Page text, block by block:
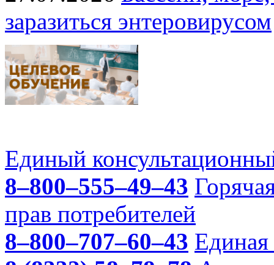
заразиться энтеровирусом
Единый
8–800–555–49–43
прав потребителей
8–800–707–60–43 Единая